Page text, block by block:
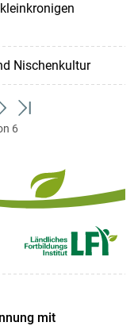
Nischenkultur
weiter
zum
zum
6
mit